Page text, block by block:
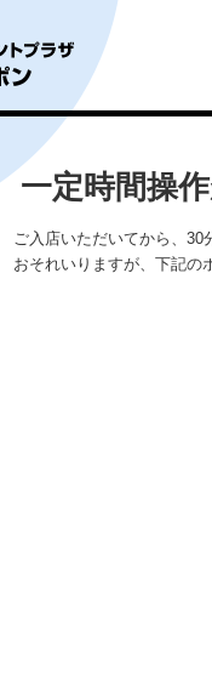
一定時間操
ご入店いただいてから、30
おそれいりますが、下記の